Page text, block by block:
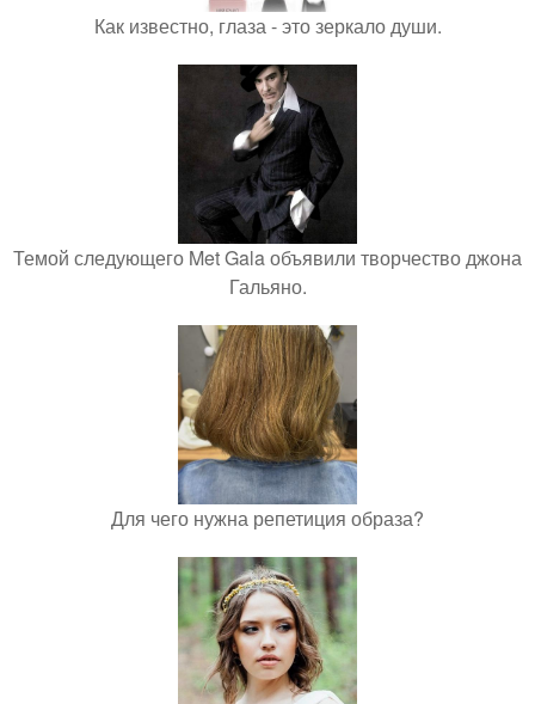
Как известно, глаза - это зеркало души.
Темой следующего Met Gala объявили творчество джона
Гальяно.
Для чего нужна репетиция образа?